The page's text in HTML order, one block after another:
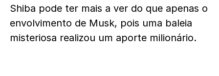
Shiba pode ter mais a ver do que apenas o
envolvimento de Musk, pois uma baleia
misteriosa realizou um aporte milionário.